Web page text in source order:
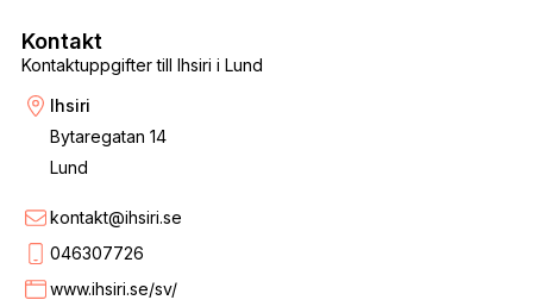
Kontaktuppgifter till Ihsiri i Lund
Kontakt
Ihsiri
Bytaregatan 14
Lund
kontakt@ihsiri.se
046307726
www.ihsiri.se/sv/